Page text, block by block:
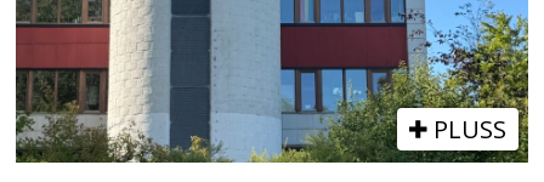
PLUSS